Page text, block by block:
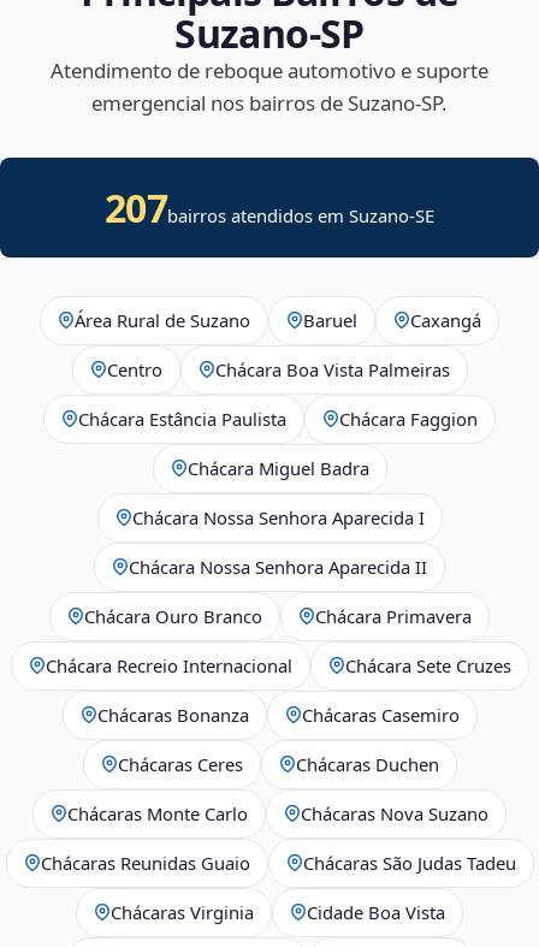
Suzano‑SP
Atendimento de reboque automotivo e suporte
emergencial nos bairros de Suzano‑SP.
207bairros atendidos emSuzano-SE
Área Rural de Suzano Baruel Caxangá
Centro Chácara Boa Vista Palmeiras
Chácara Estância Paulista Chácara Faggion
Chácara Miguel Badra
Chácara Nossa Senhora Aparecida I
Chácara Nossa Senhora Aparecida II
Chácara Ouro Branco Chácara Primavera
Chácara Recreio Internacional Chácara Sete Cruzes
Chácaras Bonanza Chácaras Casemiro
Chácaras Ceres Chácaras Duchen
Chácaras Monte Carlo Chácaras Nova Suzano
Chácaras Reunidas Guaio Chácaras São Judas Tadeu
Chácaras Virginia Cidade Boa Vista